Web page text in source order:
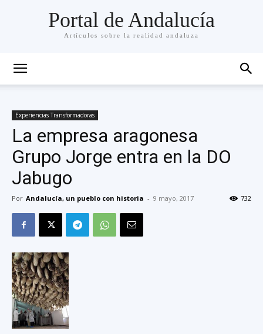
Portal de Andalucía
Artículos sobre la realidad andaluza
Experiencias Transformadoras
La empresa aragonesa
Grupo Jorge entra en la DO
Jabugo
Por Andalucía, un pueblo con historia - 9 mayo, 2017 732